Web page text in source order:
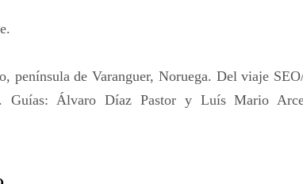
península de Varanguer, Noruega. Del viaje
Guías: Álvaro Díaz Pastor y Luís Mario